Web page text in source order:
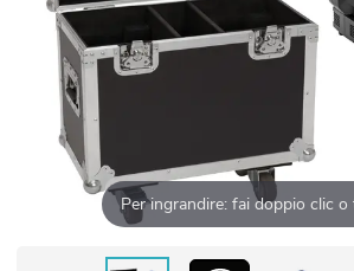
Per ingrandire: fai doppio clic o